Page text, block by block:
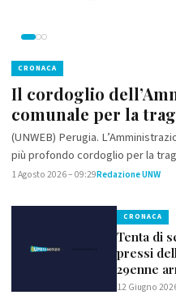
CRONACA
Il cordoglio
comunale per la
musicista
(UNWEB) Perugia.
più profondo cordoglio per la
deceduto nella notte appena
1 Agosto 2026 – 09:29Redazione UNW
CRONACA
Perugia: arrestato
danneggiamento
militare, oltraggio a
vilipendio a Forza
(UNWEB) Perugia. I Carabinieri
Compagnia di Perugia hanno
24enne, ritenuto responsabile di
27 Giugno 2026 – 21:18Redazione UNW
CRONACA
Tenta di
pressi
29enne
12 Giugno